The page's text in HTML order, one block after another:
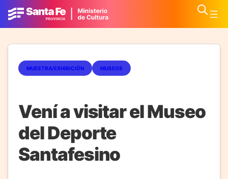
MUESTRA/EXHIBICIÓN MUSEOS
Vení a visitar el Museo
del Deporte
Santafesino